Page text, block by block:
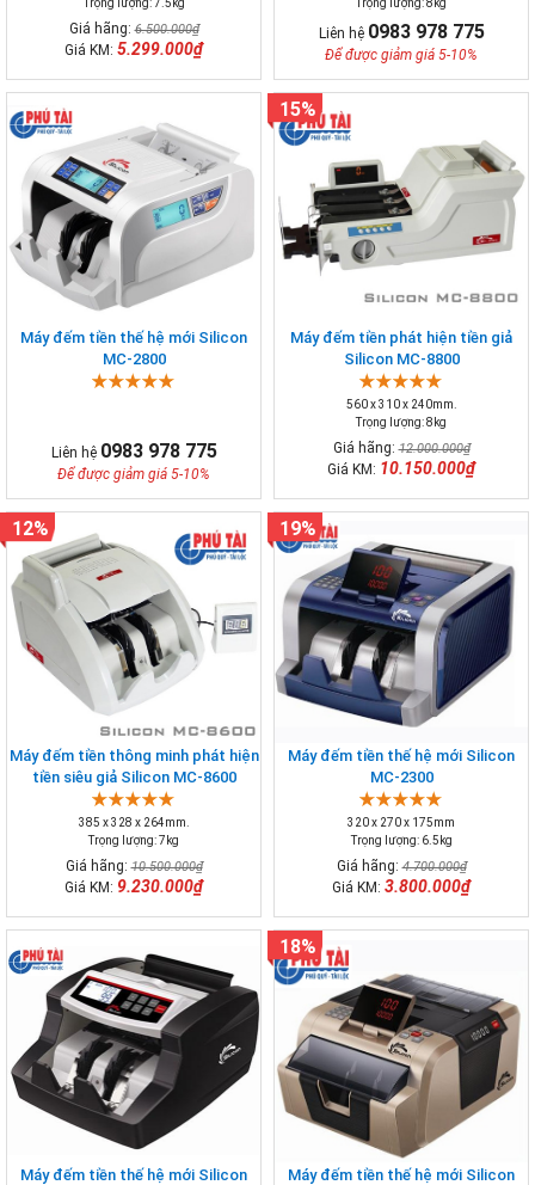
Trọng lượng: 7.5kg
Giá hãng:6.500.000₫
Giá KM: 5.299.000₫
Trọng lượng: 8kg
Liên hệ 0983 978 775
Để được giảm giá 5-10%
Máy đếm tiền thế hệ mới Silicon
MC-2800
Liên hệ 0983 978 775
Để được giảm giá 5-10%
Máy đếm tiền phát hiện tiền giả
Silicon MC-8800
560 x 310 x 240mm.
Trọng lượng: 8kg
Giá hãng:12.000.000₫
Giá KM: 10.150.000₫
15%
Máy đếm tiền thông minh phát hiện
tiền siêu giả Silicon MC-8600
385 x 328 x 264mm.
Trọng lượng: 7kg
Giá hãng:10.500.000₫
Giá KM: 9.230.000₫
12%
Máy đếm tiền thế hệ mới Silicon
MC-2300
320 x 270 x 175mm
Trọng lượng: 6.5kg
Giá hãng:4.700.000₫
Giá KM: 3.800.000₫
19%
Máy đếm tiền thế hệ mới Silicon Máy đếm tiền thế hệ mới Silicon
18%